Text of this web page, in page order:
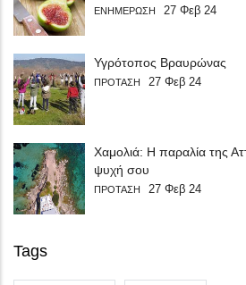
ΕΝΗΜΕΡΩΣΗ 27 Φεβ 24
Υγρότοπος Βραυρώνας
ΠΡΟΤΑΣΗ 27 Φεβ 24
Χαμολιά: Η παραλία της
ψυχή σου
ΠΡΟΤΑΣΗ 27 Φεβ 24
Tags